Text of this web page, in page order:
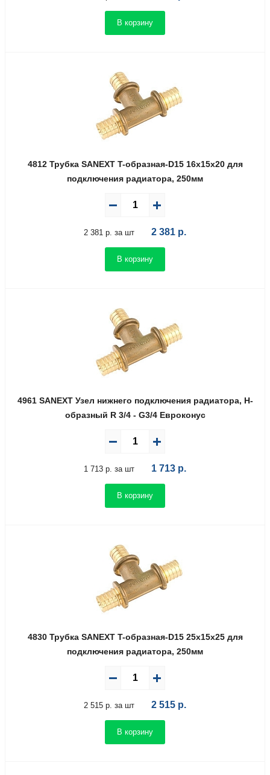
В корзину
4812 Трубка SANEXT T-образная-D15 16х15х20 для
подключения радиатора, 250мм
2 381 р. за шт 2 381 р.
В корзину
4961 SANEXT Узел нижнего подключения радиатора, Н-
образный R 3/4 - G3/4 Евроконус
1 713 р. за шт 1 713 р.
В корзину
4830 Трубка SANEXT T-образная-D15 25х15х25 для
подключения радиатора, 250мм
2 515 р. за шт 2 515 р.
В корзину